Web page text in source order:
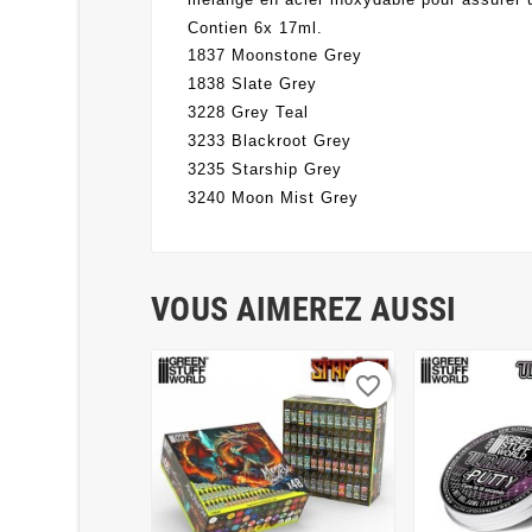
Contien 6x 17ml.
1837 Moonstone Grey
1838 Slate Grey
3228 Grey Teal
3233 Blackroot Grey
3235 Starship Grey
3240 Moon Mist Grey
VOUS AIMEREZ AUSSI
favorite_border